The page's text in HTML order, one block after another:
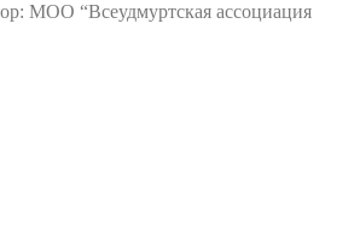
МОО “Всеудмуртская ассоциация